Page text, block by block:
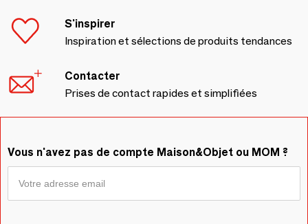
S'inspirer
Inspiration et sélections de produits tendances
Contacter
Prises de contact rapides et simplifiées
Vous n'avez pas de compte Maison&Objet ou MOM ?